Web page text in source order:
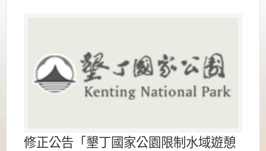
修正公告「墾丁國家公園限制水域遊憩